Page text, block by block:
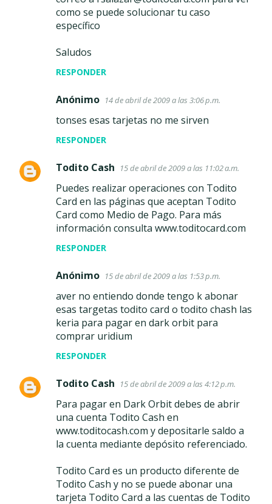
como se puede solucionar tu caso
específico
Saludos
RESPONDER
Anónimo 14 de abril de 2009 a las 3:06 p.m.
tonses esas tarjetas no me sirven
RESPONDER
Todito Cash 15 de abril de 2009 a las 11:02 a.m.
Puedes realizar operaciones con Todito
Card en las páginas que aceptan Todito
Card como Medio de Pago. Para más
información consulta www.toditocard.com
RESPONDER
Anónimo 15 de abril de 2009 a las 1:53 p.m.
aver no entiendo donde tengo k abonar
esas targetas todito card o todito chash las
keria para pagar en dark orbit para
comprar uridium
RESPONDER
Todito Cash 15 de abril de 2009 a las 4:12 p.m.
Para pagar en Dark Orbit debes de abrir
una cuenta Todito Cash en
www.toditocash.com y depositarle saldo a
la cuenta mediante depósito referenciado.
Todito Card es un producto diferente de
Todito Cash y no se puede abonar una
tarjeta Todito Card a las cuentas de Todito